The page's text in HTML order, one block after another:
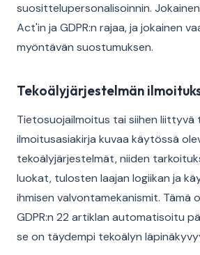
suosittelupersonalisoinnin.
Act'in ja GDPR:n rajaa, ja jokainen
myöntävän suostumuksen.
Tekoälyjärjestelmän
Tietosuojailmoitus tai siihen liittyvä
ilmoitusasiakirja kuvaa käytössä
tekoälyjärjestelmät, niiden
luokat, tulosten laajan logiikan ja
ihmisen valvontamekanismit. Tämä
GDPR:n 22 artiklan automatisoitu
se on täydempi tekoälyn